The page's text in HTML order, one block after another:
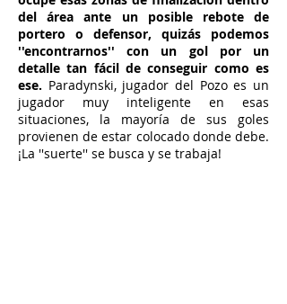
del área ante un posible rebote de
portero o defensor, quizás podemos
''encontrarnos'' con un gol por un
detalle tan fácil de conseguir como es
ese. Paradynski, jugador del Pozo es un
jugador muy inteligente en esas
situaciones, la mayoría de sus goles
provienen de estar colocado donde debe.
¡La ''suerte'' se busca y se trabaja!